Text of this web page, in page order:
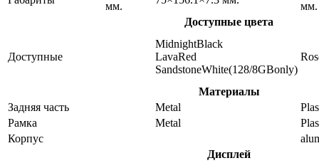
мм.
мм.
Доступные цвета
Доступные
MidnightBlack
LavaRed
SandstoneWhite(128/8GBonly)
Материалы
Задняя часть
Metal
Рамка
Metal
Корпус
Дисплей